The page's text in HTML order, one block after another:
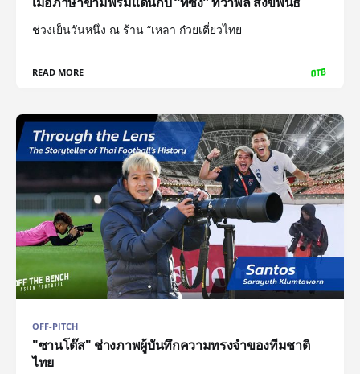
ช่วงเย็นวันหนึ่ง ณ ร้าน “เหลา ก๋วยเตี๋ยวไทย
READ MORE
OFF-PITCH
"ซานโต๊ส" ช่างภาพผู้บันทึกความทรงจำของทีมชาติ
ไทย